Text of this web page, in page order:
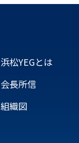
浜松YEGとは
会長所信
組織図